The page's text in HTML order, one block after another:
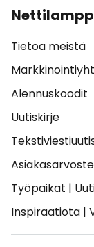
Tietoa meistä
Alennuskoodit
Uutiskirje
Työpaikat |
Inspiraatiota |